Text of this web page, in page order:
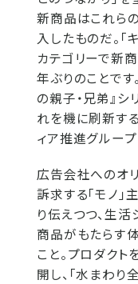
新商品はこれら
入したものだ。「
カテゴリーで新
年ぶりのことです
の親子・兄弟』シ
れを機に刷新する
ィア推進グルー
広告会社へのオ
訴求する「モノ」
り伝えつつ、生
商品がもたらす
こと。プロダク
開し、「水まわり